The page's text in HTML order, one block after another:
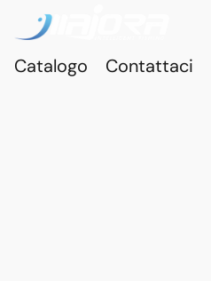
Catalogo
Contattaci